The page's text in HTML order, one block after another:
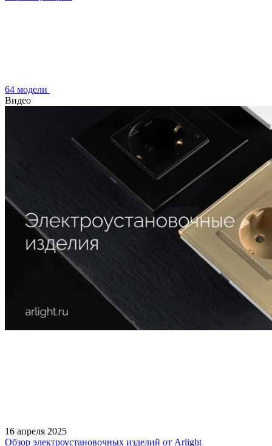
64 модели
Видео
16 апреля 2025
Обзор электроустановочных изделий от Arlight